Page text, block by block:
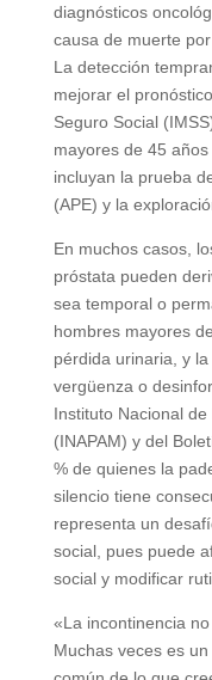
diagnósticos
causa de muerte
La detección
mejorar el
Seguro Social
mayores de 45
incluyan la prueba
(APE) y la
En muchos casos,
próstata pueden
sea temporal o
hombres mayores
pérdida urinaria, y
vergüenza o
Instituto Nacional
(INAPAM) y del
% de quienes la
silencio tiene
representa un
social, pues puede
social y modificar
«La incontinencia
Muchas veces es